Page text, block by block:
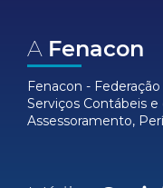
A Fenacon
Fenacon -
Serviços Contábeis
Assessoramento,